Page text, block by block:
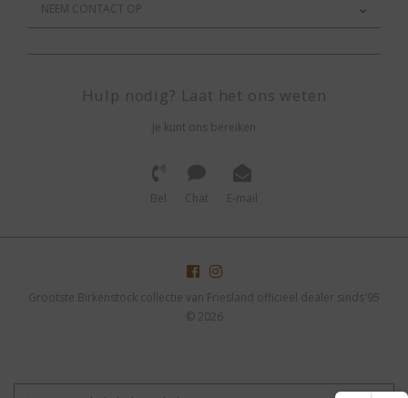
NEEM CONTACT OP
Hulp nodig? Laat het ons weten
Je kunt ons bereiken
Bel Chat E-mail
Grootste Birkenstock collectie van Friesland officieel dealer sinds'95
© 2026